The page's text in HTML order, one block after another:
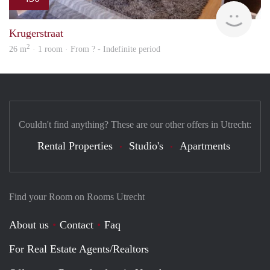
Krugerstraat
26 m2 · 1 room · From ? - Indefinite period
Find your Room on Rooms Utrecht
About us Contact
Faq
For Real Estate Agents/Realtors
Couldn't find anything? These are our other offers in Utrecht:
Rental Properties Studio's Apartments